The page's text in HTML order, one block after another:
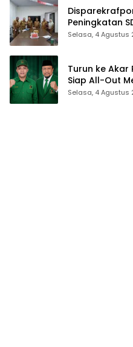
Peningkatan
Studi S3 bagi
Selasa, 4 Agustus
Turun ke Akar
Siap All-Out
Pilkada Bone
Selasa, 4 Agustus